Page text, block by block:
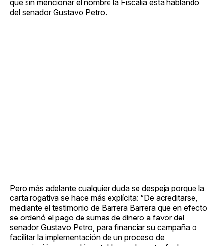
que sin mencionar el nombre la Fiscalía está hablando
del senador Gustavo Petro.
Pero más adelante cualquier duda se despeja porque la
carta rogativa se hace más explícita: “De acreditarse,
mediante el testimonio de Barrera Barrera que en efecto
se ordenó el pago de sumas de dinero a favor del
senador Gustavo Petro, para financiar su campaña o
facilitar la implementación de un proceso de